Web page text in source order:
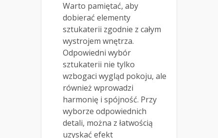
Warto pamiętać, aby
dobierać elementy
sztukaterii zgodnie z całym
wystrojem wnętrza.
Odpowiedni wybór
sztukaterii nie tylko
wzbogaci wygląd pokoju, ale
również wprowadzi
harmonię i spójność. Przy
wyborze odpowiednich
detali, można z łatwością
uzyskać efekt